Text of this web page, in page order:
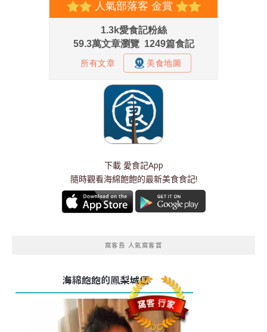
下載 愛食記App
隨時觀看海綿飽飽的最新美食食記!
窩客島 人氣窩客賞